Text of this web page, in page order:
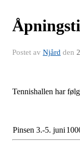
Postet av Njård den
Tennishallen har
Pinsen 3.-5. juni